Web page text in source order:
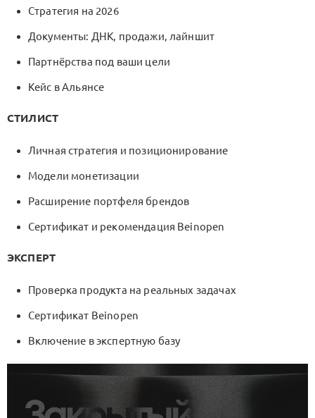
Стратегия на 2026
Документы: ДНК, продажи, лайншит
Партнёрства под ваши цели
Кейc в Альянсе
СТИЛИСТ
Личная стратегия и позиционирование
Модели монетизации
Расширение портфеля брендов
Сертификат и рекомендация Beinopen
ЭКСПЕРТ
Проверка продукта на реальных задачах
Сертификат Beinopen
Включение в экспертную базу